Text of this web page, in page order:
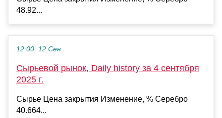
48.92...
12:00, 12 Сен
Сырьевой рынок, Daily history за 4 сентября
2025 г.
Сырье Цена закрытия Изменение, % Серебро
40.664...